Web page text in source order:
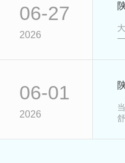
06-27
2026
06-01
2026